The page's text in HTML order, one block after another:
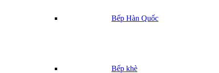
Bếp Hàn Quốc
Bếp khè